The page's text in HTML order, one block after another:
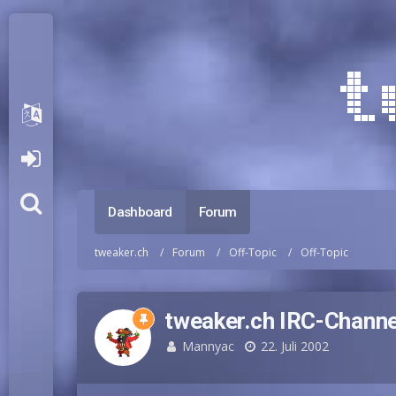
Dashboard Forum
tweaker.ch Forum Off-Topic Off-Topic
tweaker.ch IRC-
Mannyac 22. Juli 2002